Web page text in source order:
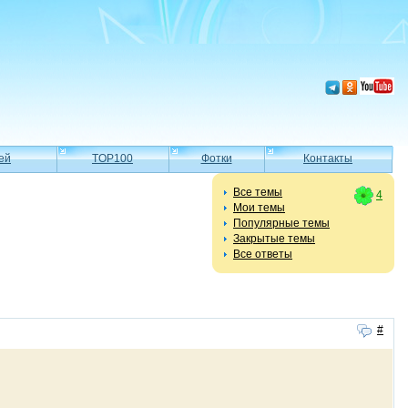
TOP100 Фотки Контакты
4
Все темы
Мои темы
Популярные темы
Закрытые темы
Все ответы
#